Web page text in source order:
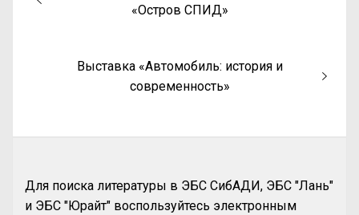
«Остров СПИД»
Выставка «Автомобиль: история и
современность»
Для поиска литературы в ЭБС СибАДИ, ЭБС "Лань"
и ЭБС "Юрайт" воспользуйтесь электронным